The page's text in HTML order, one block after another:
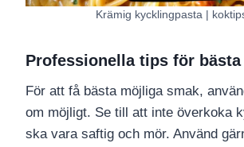
Krämig kycklingpasta |
Professionella tips för
För att få bästa möjliga smak,
om möjligt. Se till att inte överkoka
ska vara saftig och mör. Använd